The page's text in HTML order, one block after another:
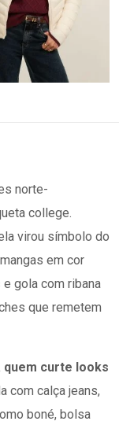
norte-
college.
virou símbolo do
em cor
e gola com ribana
que remetem
curte looks
com calça jeans,
boné, bolsa